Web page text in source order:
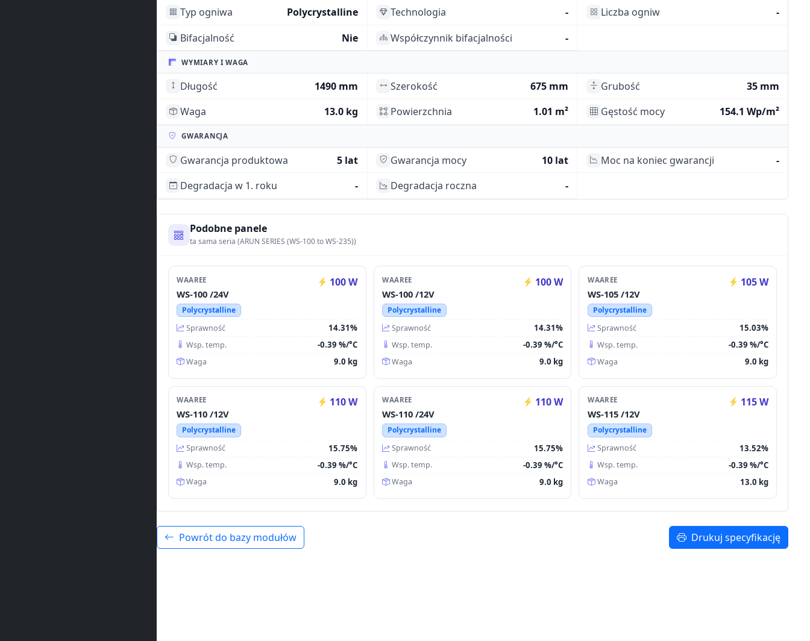
Typ ogniwa Polycrystalline Technologia - Liczba ogniw
-
Bifacjalność
Nie Współczynnik bifacjalności -
WYMIARY I WAGA
Długość 1490 mm Szerokość 675 mm Grubość
35 mm
Waga
13.0 kg Powierzchnia 1.01 m² Gęstość mocy 154.1 Wp/m²
GWARANCJA
Gwarancja produktowa 5 lat Gwarancja mocy 10 lat Moc na koniec gwarancji
-
Degradacja w 1. roku
- Degradacja roczna -
Podobne panele
ta sama seria (ARUN SERIES (WS-100 to WS-235))
WAAREE 100 W
WS-100 /24V
Polycrystalline
Sprawność
14.31%
Wsp. temp. -0.39 %/°C
Waga 9.0 kg
WAAREE 100 W
WS-100 /12V
Polycrystalline
Sprawność
14.31%
Wsp. temp. -0.39 %/°C
Waga 9.0 kg
WAAREE 105 W
WS-105 /12V
Polycrystalline
Sprawność
15.03%
Wsp. temp. -0.39 %/°C
Waga 9.0 kg
WAAREE 110 W
WS-110 /12V
Polycrystalline
Sprawność
15.75%
Wsp. temp. -0.39 %/°C
Waga 9.0 kg
WAAREE 110 W
WS-110 /24V
Polycrystalline
Sprawność
15.75%
Wsp. temp. -0.39 %/°C
Waga 9.0 kg
WAAREE 115 W
WS-115 /12V
Polycrystalline
Sprawność
13.52%
Wsp. temp. -0.39 %/°C
Waga 13.0 kg
Powrót do bazy modułów Drukuj specyfikację